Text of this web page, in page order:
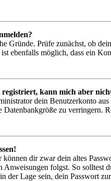
Gründe. Prüfe zunächst, ob
ebenfalls möglich, dass ein
kann mich aber
dein Benutzerkonto
Datenbankgröße zu verringern.
dir zwar dein altes
Anweisungen folgst. So solltest
der Lage sein, dein Passwort